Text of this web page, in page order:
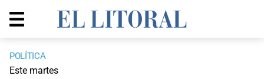
POLÍTICA
Este martes